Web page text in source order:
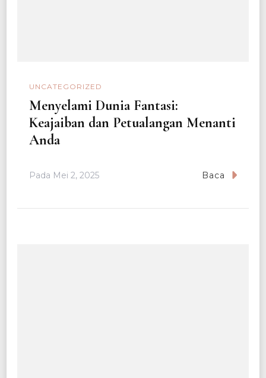
UNCATEGORIZED
Menyelami Dunia Fantasi:
Keajaiban dan Petualangan Menanti
Anda
Pada Mei 2, 2025 Baca